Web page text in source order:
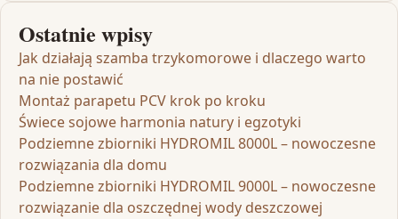
Ostatnie wpisy
Jak działają szamba trzykomorowe i dlaczego warto
na nie postawić
Montaż parapetu PCV krok po kroku
Świece sojowe harmonia natury i egzotyki
Podziemne zbiorniki HYDROMIL 8000L – nowoczesne
rozwiązania dla domu
Podziemne zbiorniki HYDROMIL 9000L – nowoczesne
rozwiązanie dla oszczędnej wody deszczowej